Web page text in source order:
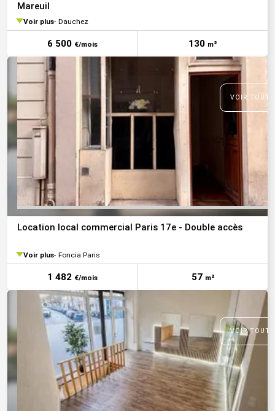
Mareuil
Voir plus Dauchez
6 500 €/mois 130 m²
VOIR
Location local commercial Paris 17e - Double accès
Voir plus Foncia Paris
1 482 €/mois 57 m²
VOIR